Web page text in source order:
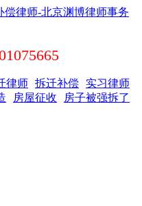
实习律师
拆迁补偿
律师
房子被强拆了
房屋征收